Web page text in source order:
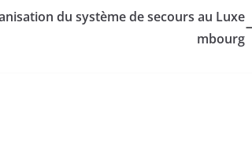
du système de secours au Luxe
mbourg